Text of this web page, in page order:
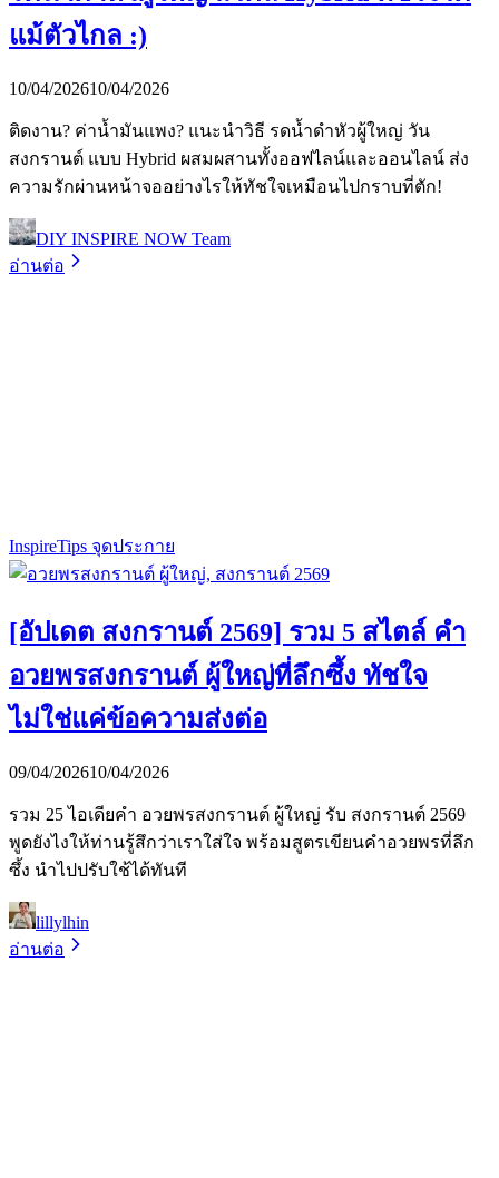
แม้ตัวไกล :)
10/04/202610/04/2026
ติดงาน? ค่าน้ำมันแพง? แนะนำวิธี รดน้ำดำหัวผู้ใหญ่ วัน
สงกรานต์ แบบ Hybrid ผสมผสานทั้งออฟไลน์และออนไลน์ ส่ง
ความรักผ่านหน้าจออย่างไรให้ทัชใจเหมือนไปกราบที่ตัก!
DIY INSPIRE NOW Team
อ่านต่อ
InspireTips จุดประกาย
[อัปเดต สงกรานต์ 2569] รวม 5 สไตล์ คำ
อวยพรสงกรานต์ ผู้ใหญ่ที่ลึกซึ้ง ทัชใจ
ไม่ใช่แค่ข้อความส่งต่อ
09/04/202610/04/2026
รวม 25 ไอเดียคำ อวยพรสงกรานต์ ผู้ใหญ่ รับ สงกรานต์ 2569
พูดยังไงให้ท่านรู้สึกว่าเราใส่ใจ พร้อมสูตรเขียนคำอวยพรที่ลึก
ซึ้ง นำไปปรับใช้ได้ทันที
lillylhin
อ่านต่อ